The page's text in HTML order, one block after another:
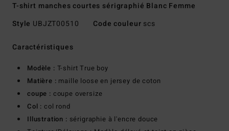
T-shirt manches courtes sérigraphié Blanc Femme
Style UBJZT00510 Code couleur scs
Caractéristiques
Modèle : T-shirt True boy
Matière : maille loose en jersey de coton
coupe : coupe oversize
Col : col rond
Illustration : sérigraphie à l'encre douce